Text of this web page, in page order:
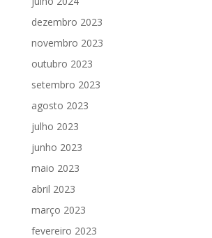
dezembro 2023
novembro 2023
outubro 2023
setembro 2023
agosto 2023
julho 2023
junho 2023
maio 2023
abril 2023
março 2023
fevereiro 2023